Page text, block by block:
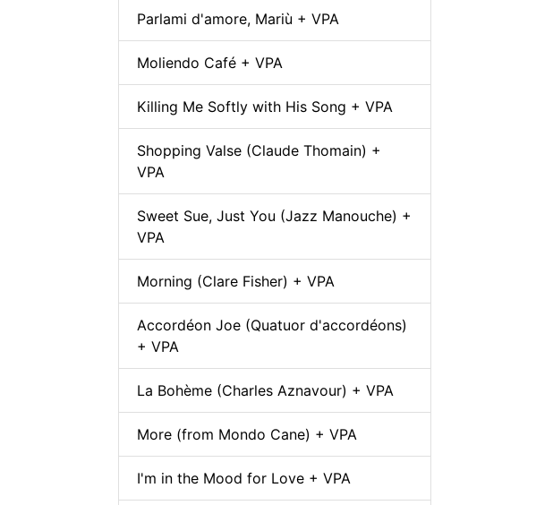
Parlami d'amore, Mariù + VPA
Moliendo Café + VPA
Killing Me Softly with His Song + VPA
Shopping Valse (Claude Thomain) +
VPA
Sweet Sue, Just You (Jazz Manouche) +
VPA
Morning (Clare Fisher) + VPA
Accordéon Joe (Quatuor d'accordéons)
+ VPA
La Bohème (Charles Aznavour) + VPA
More (from Mondo Cane) + VPA
I'm in the Mood for Love + VPA